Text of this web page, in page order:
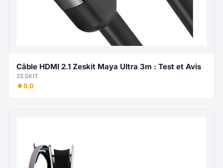
Câble HDMI 2.1 Zeskit Maya Ultra 3m : Test et Avis
ZESKIT
8.0